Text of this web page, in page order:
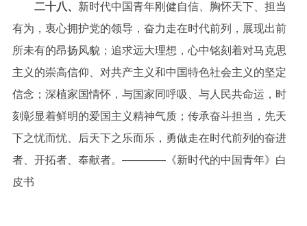
二十八、 新时代中国青年刚健自信、胸怀天下、担当
有为，衷心拥护党的领导，奋力走在时代前列，展现出前
所未有的昂扬风貌；追求远大理想，心中铭刻着对马克思
主义的崇高信仰、对共产主义和中国特色社会主义的坚定
信念；深植家国情怀，与国家同呼吸、与人民共命运，时
刻彰显着鲜明的爱国主义精神气质；传承奋斗担当，先天
下之忧而忧、后天下之乐而乐，勇做走在时代前列的奋进
者、开拓者、奉献者。————《新时代的中国青年》白
皮书